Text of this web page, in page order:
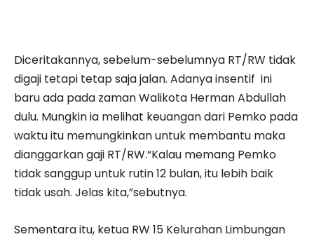
Diceritakannya, sebelum-sebelumnya RT/RW tidak
digaji tetapi tetap saja jalan. Adanya insentif ini
baru ada pada zaman Walikota Herman Abdullah
dulu. Mungkin ia melihat keuangan dari Pemko pada
waktu itu memungkinkan untuk membantu maka
dianggarkan gaji RT/RW.“Kalau memang Pemko
tidak sanggup untuk rutin 12 bulan, itu lebih baik
tidak usah. Jelas kita,”sebutnya.
Sementara itu, ketua RW 15 Kelurahan Limbungan